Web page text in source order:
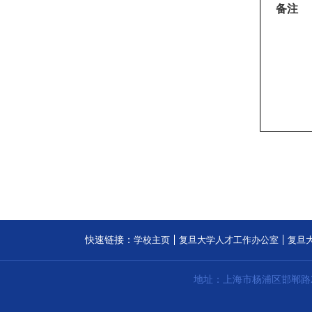
备注
快速链接： 学校主页 复旦大学人才工作办公室 复旦
地址：上海市杨浦区邯郸路